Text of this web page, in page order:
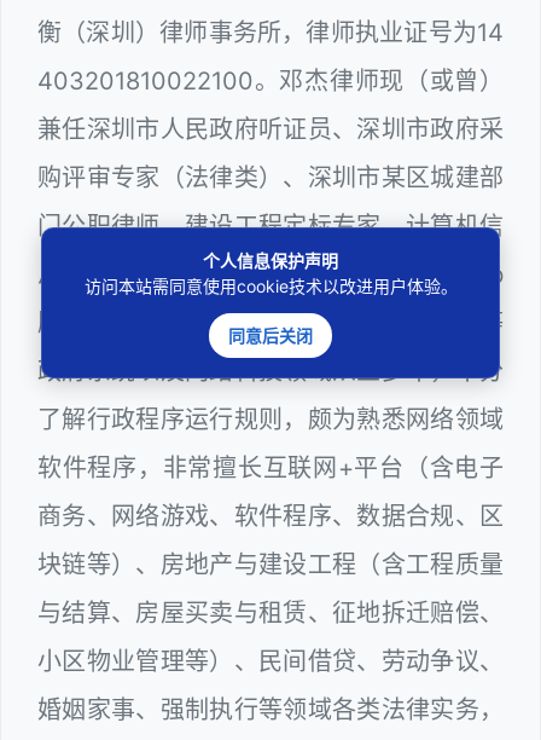
衡（深圳）律师事务所，律师执业证号为14
403201810022100。邓杰律师现（或曾）
兼任深圳市人民政府听证员、深圳市政府采
购评审专家（法律类）、深圳市某区城建部
门公职律师、建设工程定标专家、计算机信
息网络安全员、Web前端开发工程师、Web
服务器维护工程师，在城建、教育、纪检等
政府系统以及网络科技领域从业多年，十分
了解行政程序运行规则，颇为熟悉网络领域
软件程序，非常擅长互联网+平台（含电子
商务、网络游戏、软件程序、数据合规、区
块链等）、房地产与建设工程（含工程质量
与结算、房屋买卖与租赁、征地拆迁赔偿、
小区物业管理等）、民间借贷、劳动争议、
婚姻家事、强制执行等领域各类法律实务，
个人信息保护声明
访问本站需同意使用cookie技术以改进用户体验。
同意后关闭